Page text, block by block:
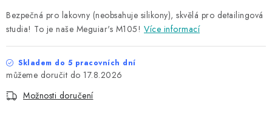
Bezpečná pro lakovny (neobsahuje silikony), skvělá pro detailingová
studia! To je naše Meguiar's M105! Více informací
Skladem do 5 pracovních dní
17.8.2026
Možnosti doručení